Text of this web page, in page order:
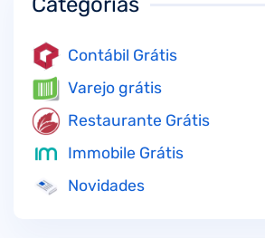
Contábil Grátis
Varejo grátis
Restaurante Grátis
Immobile Grátis
Novidades